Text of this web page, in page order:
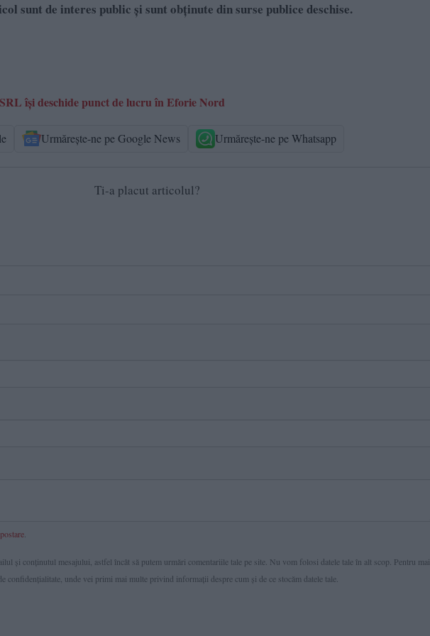
sunt de interes public și sunt obținute din surse publice deschise.
își deschide punct de lucru în Eforie Nord
Urmărește-ne pe Google News Urmărește-ne pe Whatsapp
Ti-a placut articolul?
şi conținutul mesajului, astfel încât să putem urmări comentariile tale pe site. Nu vom folosi datele tale în alt scop. Pentru mai
confidenţialitate, unde vei primi mai multe privind informaţii despre cum și de ce stocăm datele tale.